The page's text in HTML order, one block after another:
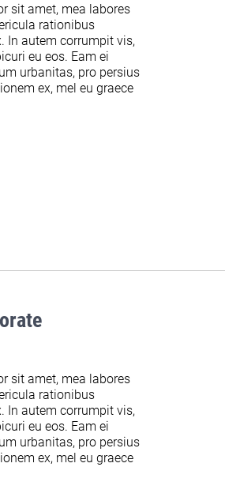
sit amet, mea labores
rationibus
In autem corrumpit vis,
eu eos. Eam ei
urbanitas, pro persius
ex, mel eu graece
sit amet, mea labores
rationibus
In autem corrumpit vis,
eu eos. Eam ei
urbanitas, pro persius
ex, mel eu graece